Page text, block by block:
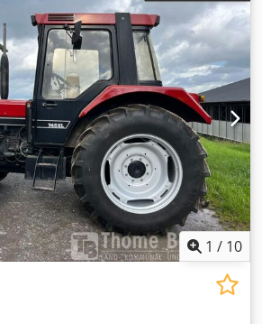
1 / 10